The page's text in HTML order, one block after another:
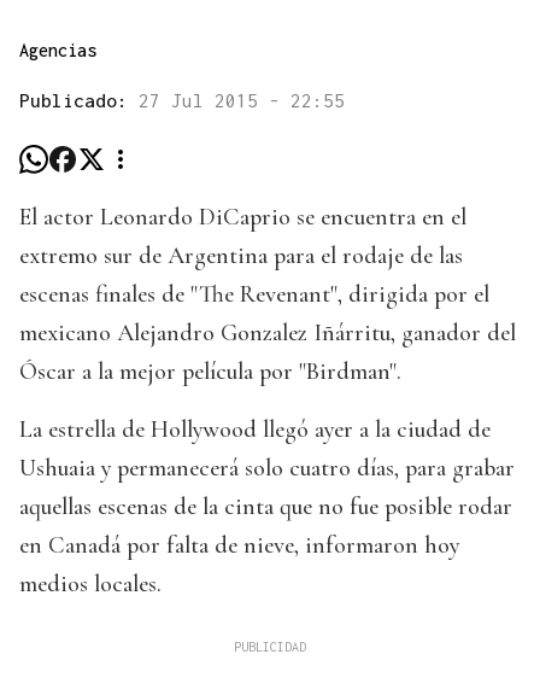
Agencias
Publicado: 27 Jul 2015 - 22:55
El actor Leonardo DiCaprio se encuentra en el
extremo sur de Argentina para el rodaje de las
escenas finales de "The Revenant", dirigida por el
mexicano Alejandro Gonzalez Iñárritu, ganador del
Óscar a la mejor película por "Birdman".
La estrella de Hollywood llegó ayer a la ciudad de
Ushuaia y permanecerá solo cuatro días, para grabar
aquellas escenas de la cinta que no fue posible rodar
en Canadá por falta de nieve, informaron hoy
medios locales.